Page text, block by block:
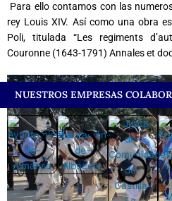
Para ello contamos con las
rey Louis XIV. Así como una obra
Poli, titulada “Les regiments
Couronne (1643-1791) Annales et
NUESTROS EMPRESAS